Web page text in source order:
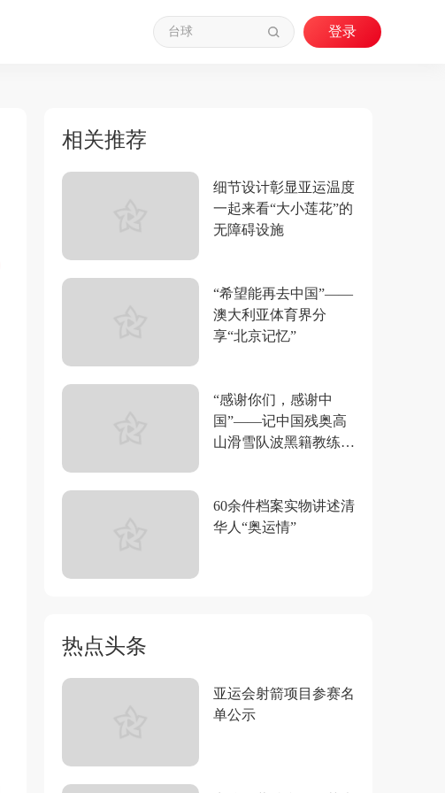
相关推荐
细节设计彰显亚运温度
一起来看“大小莲花”的
无障碍设施
“希望能再去中国”——
澳大利亚体育界分
享“北京记忆”
“感谢你们，感谢中
国”——记中国残奥高
山滑雪队波黑籍教练莱
60余件档案实物讲述清
华人“奥运情”
热点头条
亚运会射箭项目参赛名
单公示